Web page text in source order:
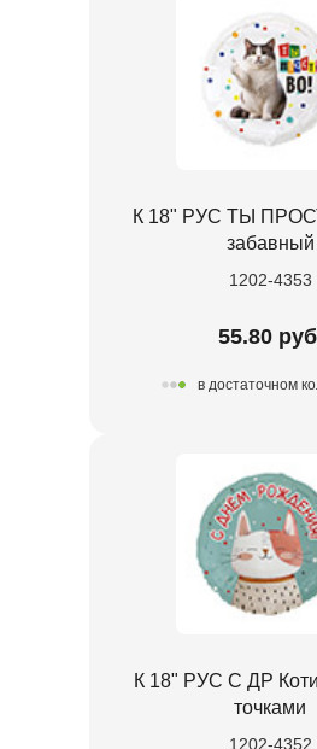
К 18" РУС ТЫ
забавный
1202-4353
55.80
в достаточном
К 18" РУС С ДР
точками
1202-4352